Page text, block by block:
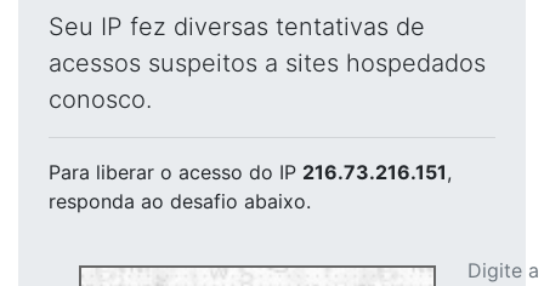
Seu IP fez diversas tentativas de
acessos suspeitos a sites hospedados
conosco.
Para liberar o acesso do IP 216.73.216.151,
responda ao desafio abaixo.
Digite